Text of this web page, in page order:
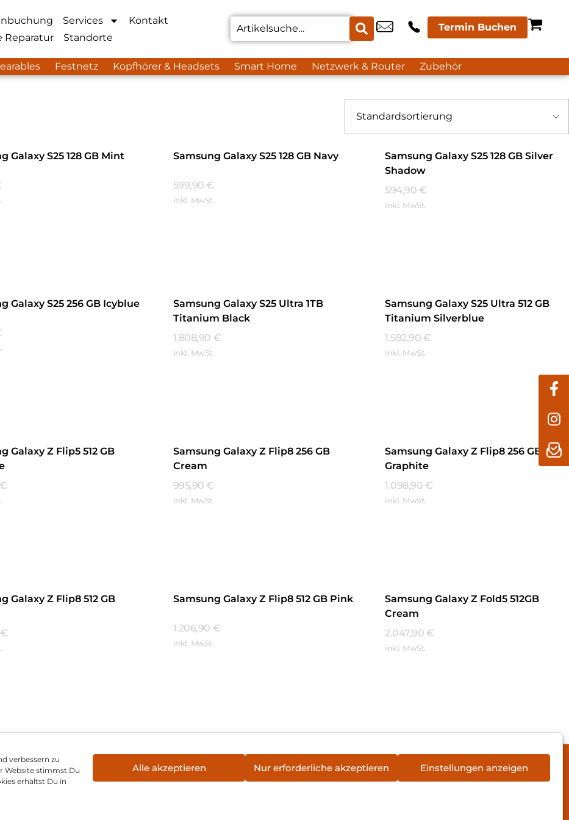
verbessern zu
Website stimmst Du
erhältst Du in
Alle akzeptieren Nur erforderliche akzeptieren Einstellungen anzeigen
Services
Kontakt
Reparatur Standorte
Termin Buchen
Festnetz Kopfhörer & Headsets Smart Home Netzwerk & Router Zubehör
Galaxy S25 128 GB Mint Samsung Galaxy S25 128 GB Navy
599,90 €
inkl. MwSt.
Samsung Galaxy S25 128 GB Silver
Shadow
594,90 €
inkl. MwSt.
Galaxy S25 256 GB Icyblue
Samsung Galaxy S25 Ultra 1TB
Titanium Black
1.808,90 €
inkl. MwSt.
Samsung Galaxy S25 Ultra 512 GB
Titanium Silverblue
1.592,90 €
inkl. MwSt.
Galaxy Z Flip5 512 GB
€
Samsung Galaxy Z Flip8 256 GB
Cream
995,90 €
inkl. MwSt.
Samsung Galaxy Z Flip8 256 GB
Graphite
1.098,90 €
inkl. MwSt.
Galaxy Z Flip8 512 GB
€
Samsung Galaxy Z Flip8 512 GB Pink
1.206,90 €
inkl. MwSt.
Samsung Galaxy Z Fold5 512GB
Cream
2.047,90 €
inkl. MwSt.
Datenschutz Vertrag widerrufen Hinweis zur Batterieentsorgung Newsletter